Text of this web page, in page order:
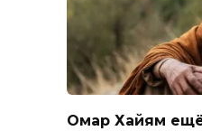
Омар Хайям